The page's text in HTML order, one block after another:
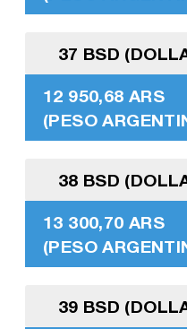
37 BSD
12 950,68 ARS
(PESO
38 BSD
13 300,70 ARS
(PESO
39 BSD